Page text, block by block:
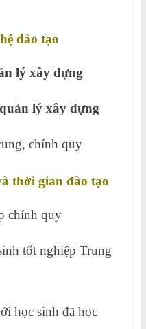
đào tạo
lý xây dựng
lý xây dựng
chính quy
thời gian đào tạo
chính quy
tốt nghiệp Trung
học sinh đã học